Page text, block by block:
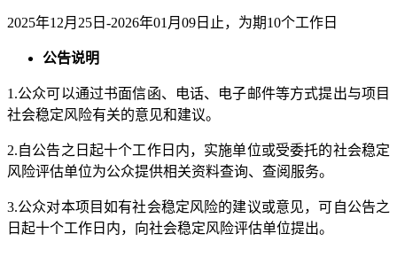
2025年12月 25 日-2026年01 月 09 日止，为期10个工作日
公告说明
1.公众可以通过书面信函、电话、电子邮件等方式提出与项目
社会稳定风险有关的意见和建议。
2.自公告之日起十个工作日 内，实施单位或受委托的社会稳定
风险评估单位为公众提供相关资料查询、查阅服务。
3.公众对本项目如有社会稳定风险的建议或意见，可自公告之
日起十个工作日 内，向社会稳定风险评估单位提出。